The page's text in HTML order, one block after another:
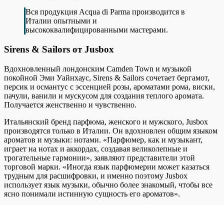
Вся продукция Acqua di Parma производится в
Италии опытными и
высококвалифицированными мастерами.
Sirens & Sailors от Jusbox
Вдохновленный лондонским Camden Town и музыкой
покойной Эми Уайнхаус, Sirens & Sailors сочетает бергамот,
персик и османтус с эссенцией розы, ароматами рома, виски,
пачули, ванили и мускусом для создания теплого аромата.
Получается женственно и чувственно.
Итальянский бренд парфюма, женского и мужского, Jusbox
производятся только в Италии. Он вдохновлен общим языком
ароматов и музыки: нотами. «Парфюмер, как и музыкант,
играет на нотах и ​​аккордах, создавая великолепные и
трогательные гармонии», заявляют представители этой
торговой марки. «Иногда язык парфюмерии может казаться
трудным для расшифровки, и именно поэтому Jusbox
использует язык музыки, обычно более знакомый, чтобы все
ясно понимали истинную сущность его ароматов».